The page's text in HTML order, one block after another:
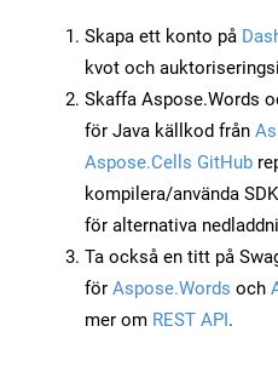
Skapa ett konto på
kvot och
Skaffa Aspose.Words
för Java källkod från
Aspose.Cells GitHub
kompilera/använda
för alternativa
Ta också en titt på
för Aspose.Words och
mer om REST API.